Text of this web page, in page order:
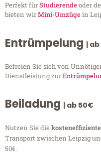
Perfekt fürStudierendeoder
bieten wirMini-Umzügein
Entrümpelung |
Befreien Sie sich von
Dienstleistung zur
Beiladung | ab 50€
Nutzen Sie die
Transport zwischen Leipzig
50€.